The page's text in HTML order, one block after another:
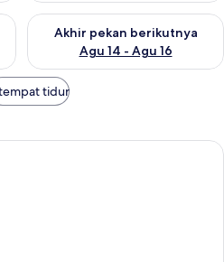
pekan ini Agu 7 - Agu 9
Akhir pekan berikutnya
Agu 14 - Agu 16
Periksa ketersediaan untuk
tidur